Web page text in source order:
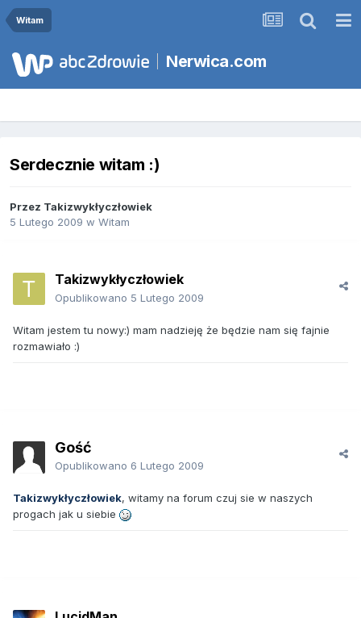
Witam
Nerwica.com
Serdecznie witam :)
Przez Takizwykłyczłowiek
5 Lutego 2009 w Witam
Takizwykłyczłowiek
Opublikowano 5 Lutego 2009
Witam jestem tu nowy:) mam nadzieję że będzie nam się fajnie
rozmawiało :)
Gość
Opublikowano 6 Lutego 2009
Takizwykłyczłowiek, witamy na forum czuj sie w naszych
progach jak u siebie